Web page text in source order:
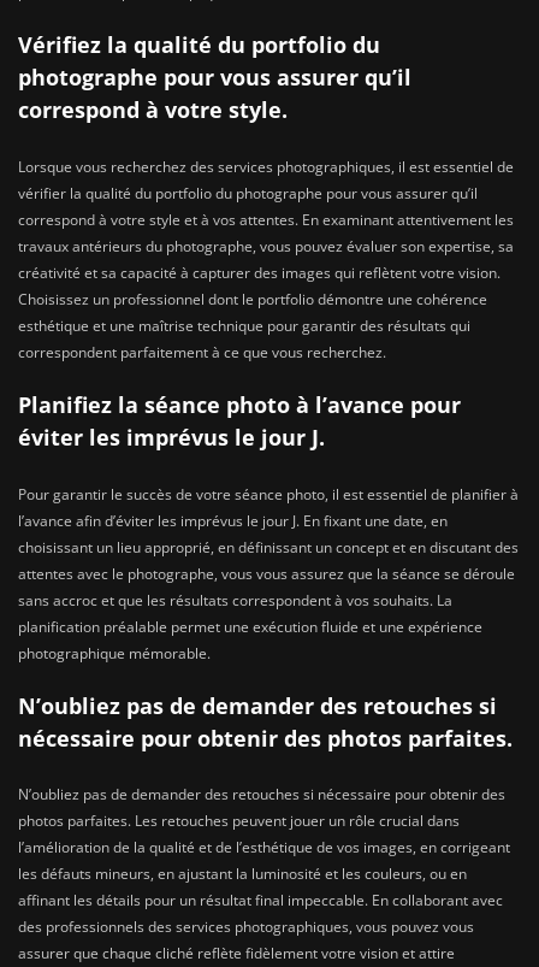
Vérifiez la qualité du portfolio du
photographe pour vous assurer qu’il
correspond à votre style.
Lorsque vous recherchez des services photographiques, il est essentiel de
vérifier la qualité du portfolio du photographe pour vous assurer qu’il
correspond à votre style et à vos attentes. En examinant attentivement les
travaux antérieurs du photographe, vous pouvez évaluer son expertise, sa
créativité et sa capacité à capturer des images qui reflètent votre vision.
Choisissez un professionnel dont le portfolio démontre une cohérence
esthétique et une maîtrise technique pour garantir des résultats qui
correspondent parfaitement à ce que vous recherchez.
Planifiez la séance photo à l’avance pour
éviter les imprévus le jour J.
Pour garantir le succès de votre séance photo, il est essentiel de planifier à
l’avance afin d’éviter les imprévus le jour J. En fixant une date, en
choisissant un lieu approprié, en définissant un concept et en discutant des
attentes avec le photographe, vous vous assurez que la séance se déroule
sans accroc et que les résultats correspondent à vos souhaits. La
planification préalable permet une exécution fluide et une expérience
photographique mémorable.
N’oubliez pas de demander des retouches si
nécessaire pour obtenir des photos parfaites.
N’oubliez pas de demander des retouches si nécessaire pour obtenir des
photos parfaites. Les retouches peuvent jouer un rôle crucial dans
l’amélioration de la qualité et de l’esthétique de vos images, en corrigeant
les défauts mineurs, en ajustant la luminosité et les couleurs, ou en
affinant les détails pour un résultat final impeccable. En collaborant avec
des professionnels des services photographiques, vous pouvez vous
assurer que chaque cliché reflète fidèlement votre vision et attire